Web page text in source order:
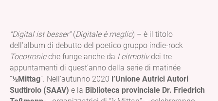
“Digital ist besser”(Digitale è meglio) – è il titolo
dell’album di debutto del poetico gruppo indie-rock
Tocotronicche funge anche da Leitmotivdei tre
appuntamenti di quest’anno della serie di matinée
“½Mittag”. Nell’autunno 2020 l’Unione Autrici Autori
Sudtirolo (SAAV) e la Biblioteca provinciale Dr. Friedrich